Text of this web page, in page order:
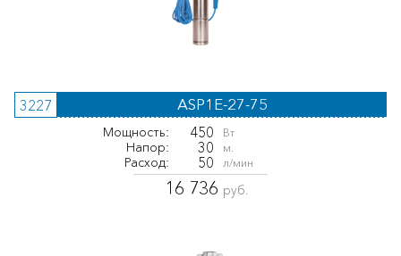
3227 ASP1E-27-75
Мощность: 450 Вт
Напор: 30 м.
Расход: 50 л/мин
16 736 руб.